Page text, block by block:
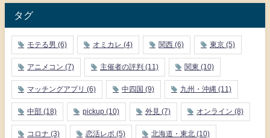
タグ
モテる男 (6) オミカレ (4) 関西 (6) 東京 (5)
アニメコン (7) 主催者の評判 (11) 関東 (10)
マッチングアプリ (6) 中四国 (9) 九州・沖縄 (11)
中部 (18) pickup (10) 外見 (7) オンライン (8)
コロナ (3) 恋活レポ (5) 北海道・東北 (10)